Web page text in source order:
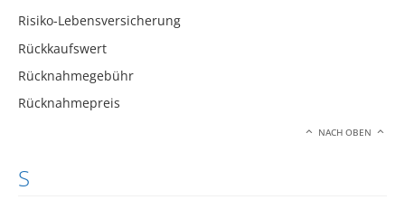
Risiko-Lebensversicherung
Rückkaufswert
Rücknahmegebühr
Rücknahmepreis
NACH OBEN
S